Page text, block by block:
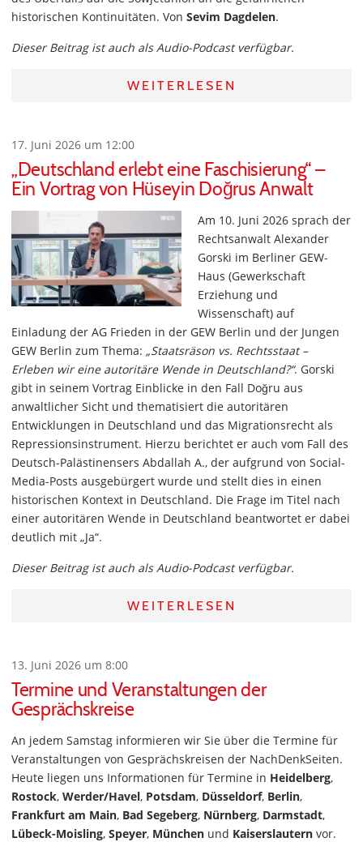
historischen Kontinuitäten. Von Sevim Dagdelen.
Dieser Beitrag ist auch als Audio-Podcast verfügbar.
WEITERLESEN
17. Juni 2026 um 12:00
„Deutschland erlebt eine Faschisierung“ –
Ein Vortrag von Hüseyin Doğrus Anwalt
Am 10. Juni 2026 sprach der
Rechtsanwalt Alexander
Gorski im Berliner GEW-
Haus (Gewerkschaft
Erziehung und
Wissenschaft) auf
Einladung der AG Frieden in der GEW Berlin und der Jungen
GEW Berlin zum Thema: „Staatsräson vs. Rechtsstaat –
Erleben wir eine autoritäre Wende in Deutschland?“. Gorski
gibt in seinem Vortrag Einblicke in den Fall Doğru aus
anwaltlicher Sicht und thematisiert die autoritären
Entwicklungen in Deutschland und das Migrationsrecht als
Repressionsinstrument. Hierzu berichtet er auch vom Fall des
Deutsch-Palästinensers Abdallah A., der aufgrund von Social-
Media-Posts ausgebürgert wurde und stellt dies in einen
historischen Kontext in Deutschland. Die Frage im Titel nach
einer autoritären Wende in Deutschland beantwortet er dabei
deutlich mit „Ja“.
Dieser Beitrag ist auch als Audio-Podcast verfügbar.
WEITERLESEN
13. Juni 2026 um 8:00
Termine und Veranstaltungen der
Gesprächskreise
An jedem Samstag informieren wir Sie über die Termine für
Veranstaltungen von Gesprächskreisen der NachDenkSeiten.
Heute liegen uns Informationen für Termine in Heidelberg,
Rostock, Werder/Havel, Potsdam, Düsseldorf, Berlin,
Frankfurt am Main, Bad Segeberg, Nürnberg, Darmstadt,
Lübeck-Moisling, Speyer, München und Kaiserslautern vor.